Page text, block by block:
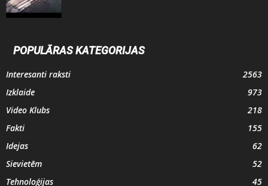
POPULĀRAS KATEGORIJAS
Interesanti raksti
2563
Izklaide
973
Video Klubs
218
Fakti
155
Idejas
62
Sievietēm
52
Tehnoloģijas
45